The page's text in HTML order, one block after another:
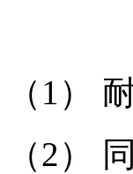
（1）
（2）